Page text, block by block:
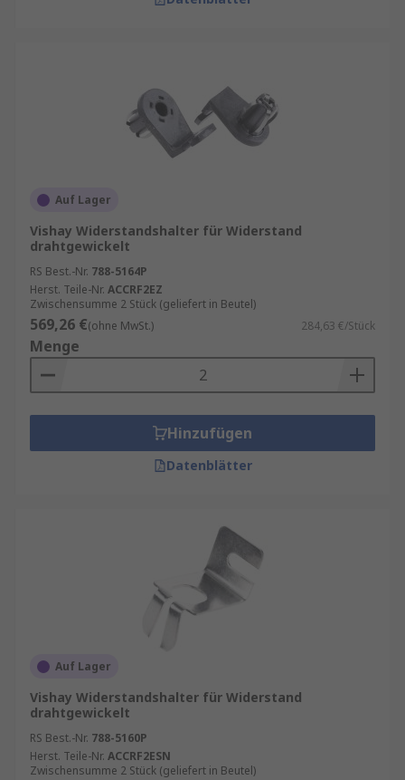
Auf Lager
Vishay Widerstandshalter für Widerstand
drahtgewickelt
RS Best.-Nr. 788-5164P
Herst. Teile-Nr. ACCRF2EZ
Zwischensumme 2 Stück (geliefert in Beutel)
569,26 €(ohne MwSt.) 284,63 €/Stück
Menge
Hinzufügen
Datenblätter
Auf Lager
Vishay Widerstandshalter für Widerstand
drahtgewickelt
RS Best.-Nr. 788-5160P
Herst. Teile-Nr. ACCRF2ESN
Zwischensumme 2 Stück (geliefert in Beutel)